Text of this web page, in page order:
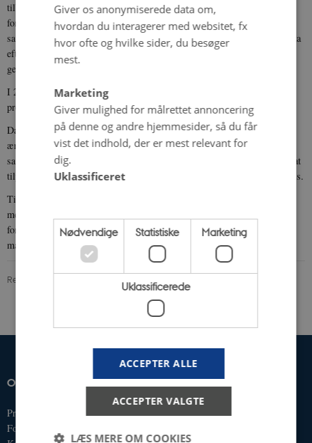
tilbagemelding til forsøgspersoner, inklusion af mindreårige som
forsøgspersoner, genetisk rådgivning og kriterier for dispensation fra
samtykkekravet. Desuden fastlægges snævre rammer for, hvad genomdata
efterfølgende anvendes eller videregives til. I årene herefter revideres
genomretningslinjerne løbende.
I 2013 og 2015 godkendte RVK M 2 tillægsprotokoller til IPSYCH-
projektet.
Da retningslinjerne og praksis for behandling af genomprojekter har
ændret sig siden godkendelsen af ISPYCH-projektet indledte RVK M i
samråd med NVK i 2017 en dialog med forskergruppen med henblik på at
tilpasse IPSYCH-projektet i forhold til gældende retningslinjer og praksis.
Tillægsprotokol blev i 2018 godkendt som værende i overensstemmelse
med aktuelle retningslinjer for genomforskning. En ansøgning om
forlængelse af projektperioden med hensyn til analyser af biologisk
materiale blev afslået.
Revideret 23.01.2026
IPSYCH
Fuglesangs Allé 26
OM OS
Profil
Forskningsgrupper
Giver os anonymiserede data om,
hvordan du interagerer med websitet, fx
hvor ofte og hvilke sider, du besøger
mest.
Marketing
Giver mulighed for målrettet annoncering
på denne og andre hjemmesider, så du får
vist det indhold, der er mest relevant for
dig.
Uklassificeret
Nødvendige Statistiske Marketing
Uklassificerede
ACCEPTER ALLE
ACCEPTER VALGTE
LÆS MERE OM COOKIES